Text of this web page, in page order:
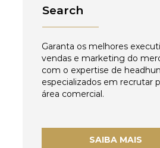
Search
Garanta os melhores
vendas e marketing do
com o expertise de
especializados em recrutar
área comercial.
SAIBA MAIS